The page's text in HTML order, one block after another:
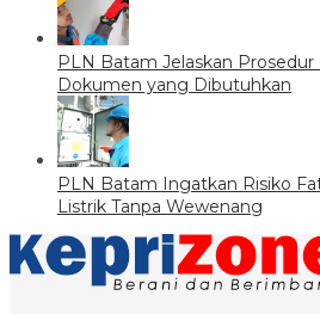
PLN Batam Jelaskan
Dokumen yang Dibutuhkan
PLN Batam Ingatkan Risiko
Listrik Tanpa Wewenang